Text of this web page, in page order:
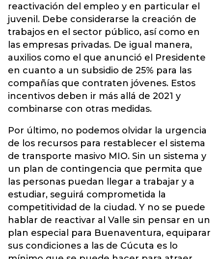
reactivación del empleo y en particular el
juvenil. Debe considerarse la creación de
trabajos en el sector público, así como en
las empresas privadas. De igual manera,
auxilios como el que anunció el Presidente
en cuanto a un subsidio de 25% para las
compañías que contraten jóvenes. Estos
incentivos deben ir más allá de 2021 y
combinarse con otras medidas.
Por último, no podemos olvidar la urgencia
de los recursos para restablecer el sistema
de transporte masivo MIO. Sin un sistema y
un plan de contingencia que permita que
las personas puedan llegar a trabajar y a
estudiar, seguirá comprometida la
competitividad de la ciudad. Y no se puede
hablar de reactivar al Valle sin pensar en un
plan especial para Buenaventura, equiparar
sus condiciones a las de Cúcuta es lo